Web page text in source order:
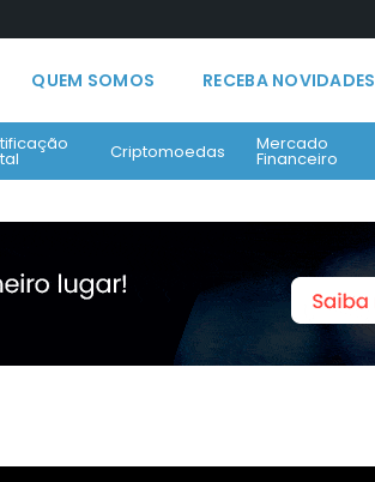
QUEM SOMOS RECEBA NOVIDADES
Criptomoedas Mercado
Financeiro